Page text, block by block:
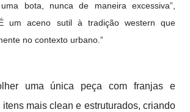
bota, nunca de maneira excessiva”,
um aceno sutil à tradição western que
no contexto urbano.”
uma única peça com franjas e
mais clean e estruturados, criando